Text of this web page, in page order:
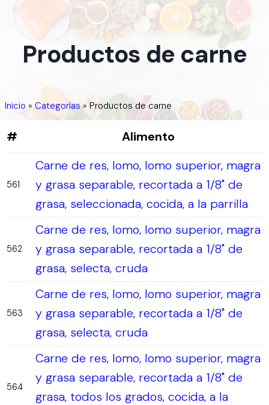
Productos de carne
Inicio » Categorías» Productos de carne
# Alimento
561
Carne de res, lomo, lomo superior, magra
y grasa separable, recortada a 1/8" de
grasa, seleccionada, cocida, a la parrilla
562
Carne de res, lomo, lomo superior, magra
y grasa separable, recortada a 1/8" de
grasa, selecta, cruda
563
Carne de res, lomo, lomo superior, magra
y grasa separable, recortada a 1/8" de
grasa, selecta, cruda
564
Carne de res, lomo, lomo superior, magra
y grasa separable, recortada a 1/8" de
grasa, todos los grados, cocida, a la